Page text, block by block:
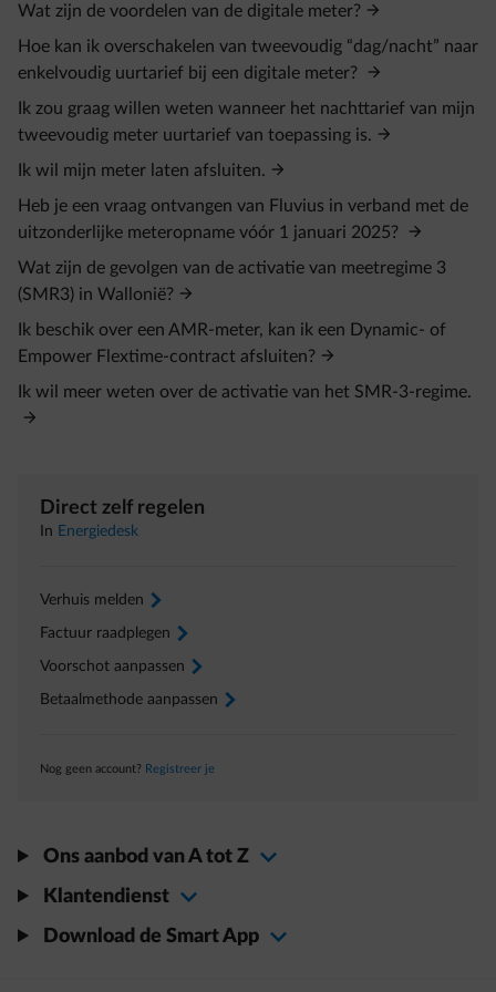
Wat zijn de voordelen van de digitale meter?
Hoe kan ik overschakelen van tweevoudig “dag/nacht” naar
enkelvoudig uurtarief bij een digitale meter?
Ik zou graag willen weten wanneer het nachttarief van mijn
tweevoudig meter uurtarief van toepassing is.
Ik wil mijn meter laten afsluiten.
Heb je een vraag ontvangen van Fluvius in verband met de
uitzonderlijke meteropname vóór 1 januari 2025?
Wat zijn de gevolgen van de activatie van meetregime 3
(SMR3) in Wallonië?
Ik beschik over een AMR-meter, kan ik een Dynamic- of
Empower Flextime-contract afsluiten?
Ik wil meer weten over de activatie van het SMR-3-regime.
Direct zelf regelen
In Energiedesk
Verhuis melden arrow-right
Factuur raadplegen arrow-right
Voorschot aanpassen arrow-right
Betaalmethode aanpassen arrow-right
Nog geen account? Registreer je
Ons aanbod van A tot Z
Klantendienst
Download de Smart App